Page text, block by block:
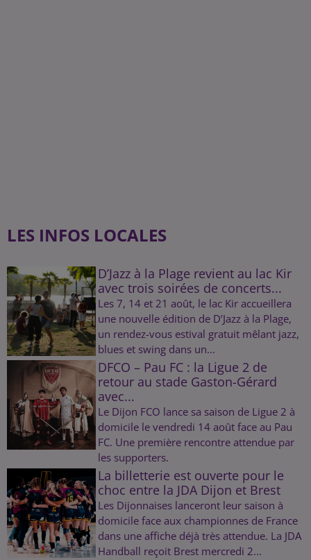
LES INFOS LOCALES
D’Jazz à la Plage revient au lac Kir
avec trois soirées de concerts...
Les 7, 14 et 21 août, le lac Kir accueillera
une nouvelle édition de D’Jazz à la Plage,
un rendez-vous estival gratuit mêlant jazz,
blues et swing dans un...
DFCO – Pau FC : la Ligue 2 de
retour au stade Gaston-Gérard
avec...
Le Dijon FCO lance sa saison de Ligue 2 à
domicile le vendredi 14 août face au Pau
FC. Une première rencontre attendue par
les supporters.
La billetterie est ouverte pour le
choc entre la JDA Dijon et Brest
Les Dijonnaises lanceront leur saison à
domicile face aux championnes de France
dans une affiche déjà très attendue. La JDA
Handball reçoit Brest mercredi 2...